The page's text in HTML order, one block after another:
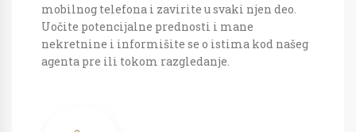
mobilnog telefona i zavirite u svaki njen deo.
Uočite potencijalne prednosti i mane
nekretnine i informišite se o istima kod našeg
agenta pre ili tokom razgledanje.